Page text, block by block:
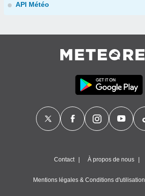
API Météo
Contact À propos de nous
Mentions légales & Conditions d'utilisation